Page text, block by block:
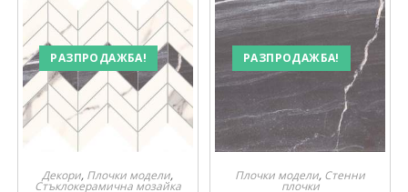
РАЗПРОДАЖБА!
Декори, Плочки модели,
Стъклокерамична мозайка
РАЗПРОДАЖБА!
Плочки модели, Стенни
плочки